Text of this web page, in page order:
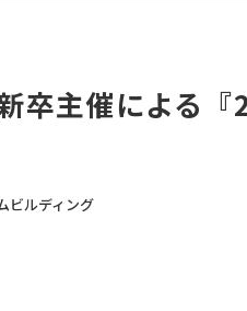
卒主催による『
ビルディング